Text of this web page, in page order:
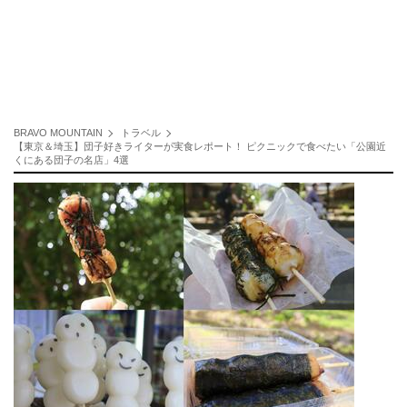
BRAVO MOUNTAIN
トラベル
【東京＆埼玉】団子好きライターが実食レポート！ ピクニックで食べたい「公園近
くにある団子の名店」4選